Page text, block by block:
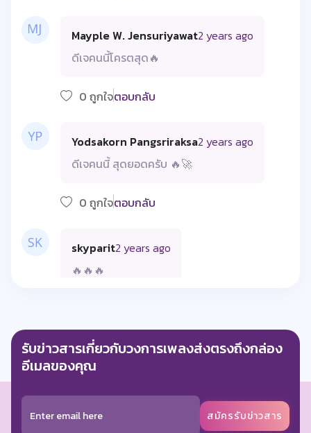
Mayple W. Jensuriyawat2 years ago
ดีเจคนนี้โครตสุด🔥
0 ถูกใจตอบกลับ
Yodsakorn Pangsriraksa2 years ago
ดีเจคนนี้ สุดยอดครับ 🔥🚀
0 ถูกใจตอบกลับ
skyparit2 years ago
🔥🔥🔥
Panantanon Miew
Chaliewpong
2 years
🙌🏻🙌🏻🙌🏻🙌🏻🙌🏻
รับข่าวสารเกี่ยวกับวงการเพลงส่งตรงถึงกล่อง
อีเมลของคุณ
สมัครรับข่าวสาร